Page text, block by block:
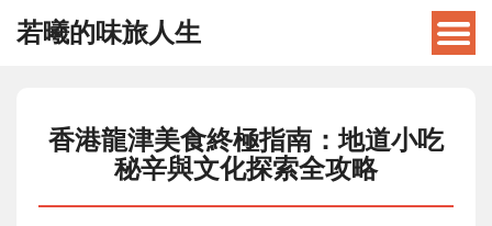
若曦的味旅人生
香港龍津美食終極指南：地道小吃
秘辛與文化探索全攻略